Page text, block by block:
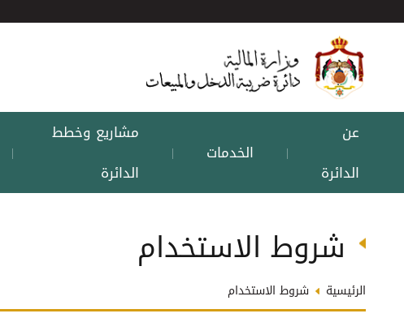
عن
الدائرة
| الخدمات |
مشاريع وخطط
الدائرة
|
شروط الاستخدام
الرئيسية شروط الاستخدام